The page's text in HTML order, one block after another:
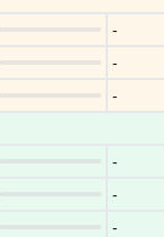
-
-
-
-
-
-